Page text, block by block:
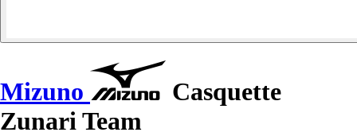
Mizuno
Casquette
Zunari Team